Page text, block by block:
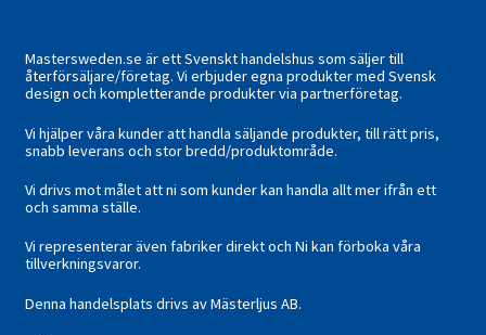
Mastersweden.se är ett Svenskt handelshus som säljer till
återförsäljare/företag. Vi erbjuder egna produkter med Svensk
design och kompletterande produkter via partnerföretag.
Vi hjälper våra kunder att handla säljande produkter, till rätt pris,
snabb leverans och stor bredd/produktområde.
Vi drivs mot målet att ni som kunder kan handla allt mer ifrån ett
och samma ställe.
Vi representerar även fabriker direkt och Ni kan förboka våra
tillverkningsvaror.
Denna handelsplats drivs av Mästerljus AB.